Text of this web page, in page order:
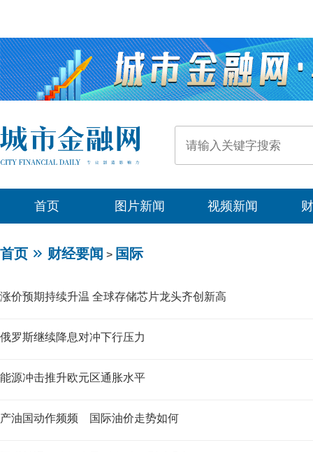
首页 图片新闻 视频新闻
首页 财经要闻 > 国际
涨价预期持续升温 全球存储芯片龙头齐创新高
俄罗斯继续降息对冲下行压力
能源冲击推升欧元区通胀水平
产油国动作频频 国际油价走势如何